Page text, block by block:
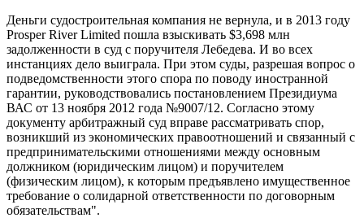
Деньги судостроительная компания не вернула, и в 2013 году
Prosper River Limited пошла взыскивать $3,698 млн
задолженности в суд с поручителя Лебедева. И во всех
инстанциях дело выиграла. При этом суды, разрешая вопрос о
подведомственности этого спора по поводу иностранной
гарантии, руководствовались постановлением Президиума
ВАС от 13 ноября 2012 года №9007/12. Согласно этому
документу арбитражный суд вправе рассматривать спор,
возникший из экономических правоотношений и связанный с
предпринимательскими отношениями между основным
должником (юридическим лицом) и поручителем
(физическим лицом), к которым предъявлено имущественное
требование о солидарной ответственности по договорным
обязательствам".